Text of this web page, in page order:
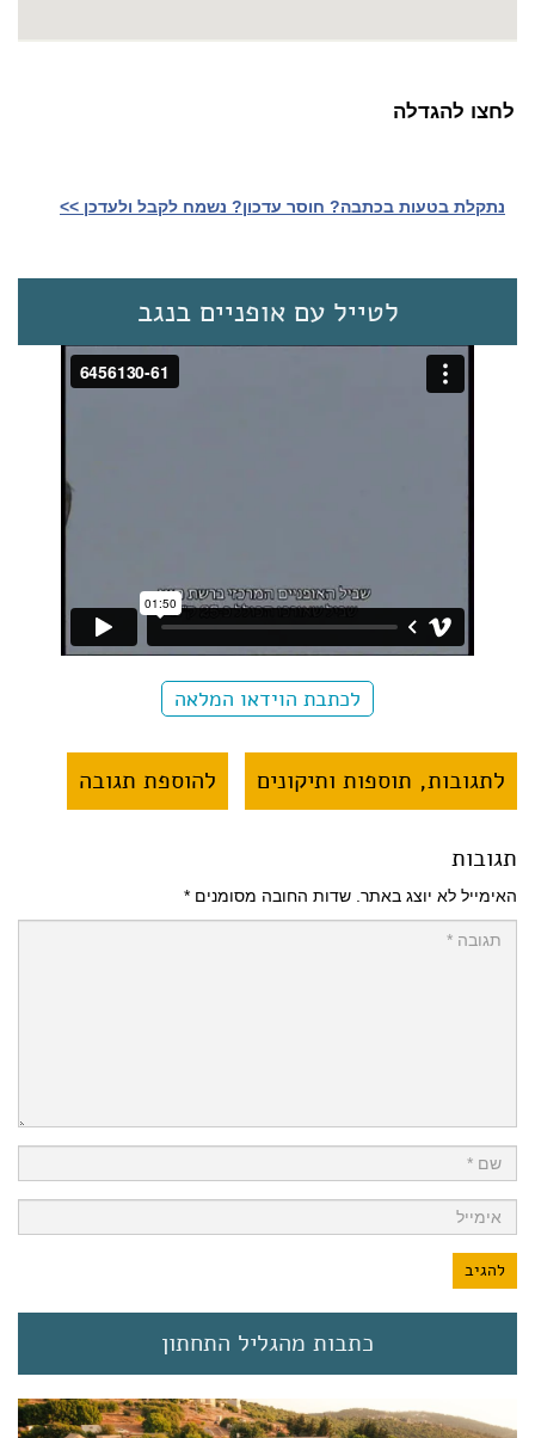
לחצו להגדלה
נתקלת בטעות בכתבה? חוסר עדכון? נשמח לקבל ולעדכן >>‎
לטייל עם אופניים בנגב
לכתבת הוידאו המלאה
לתגובות, תוספות ותיקונים להוספת תגובה
תגובות
האימייל לא יוצג באתר. שדות החובה מסומנים *
כתבות מהגליל התחתון